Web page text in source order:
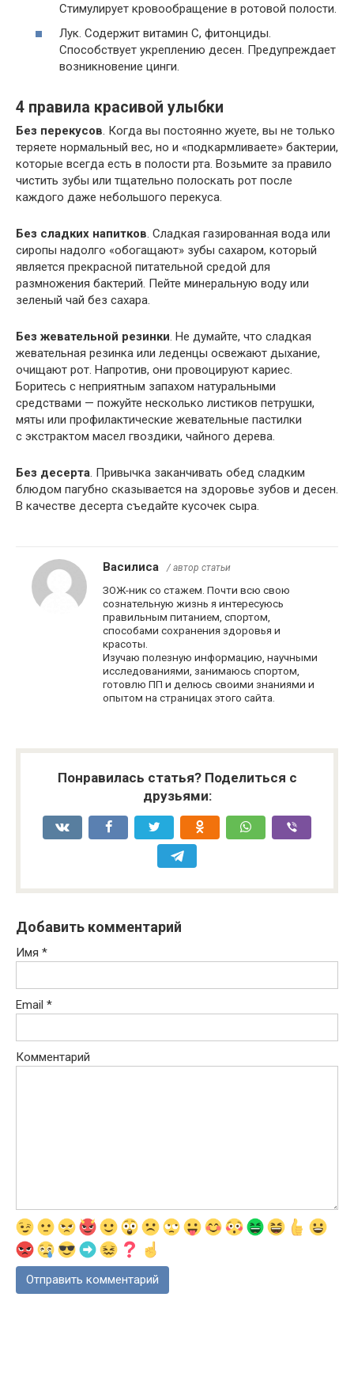
Стимулирует кровообращение в ротовой полости.
Лук. Содержит витамин С, фитонциды.
Способствует укреплению десен. Предупреждает
возникновение цинги.
4 правила красивой улыбки
Без перекусов. Когда вы постоянно жуете, вы не только
теряете нормальный вес, но и «подкармливаете» бактерии,
которые всегда есть в полости рта. Возьмите за правило
чистить зубы или тщательно полоскать рот после
каждого даже небольшого перекуса.
Без сладких напитков. Сладкая газированная вода или
сиропы надолго «обогащают» зубы сахаром, который
является прекрасной питательной средой для
размножения бактерий. Пейте минеральную воду или
зеленый чай без сахара.
Без жевательной резинки. Не думайте, что сладкая
жевательная резинка или леденцы освежают дыхание,
очищают рот. Напротив, они провоцируют кариес.
Боритесь с неприятным запахом натуральными
средствами — пожуйте несколько листиков петрушки,
мяты или профилактические жевательные пастилки
с экстрактом масел гвоздики, чайного дерева.
Без десерта. Привычка заканчивать обед сладким
блюдом пагубно сказывается на здоровье зубов и десен.
В качестве десерта съедайте кусочек сыра.
Василиса / автор статьи
ЗОЖ-ник со стажем. Почти всю свою
сознательную жизнь я интересуюсь
правильным питанием, спортом,
способами сохранения здоровья и
красоты.
Изучаю полезную информацию, научными
исследованиями, занимаюсь спортом,
готовлю ПП и делюсь своими знаниями и
опытом на страницах этого сайта.
Понравилась статья? Поделиться с
друзьями:
Добавить комментарий
Имя *
Email *
Комментарий